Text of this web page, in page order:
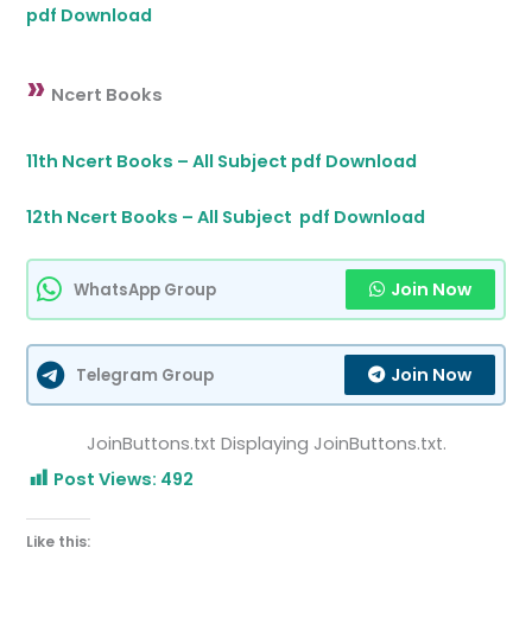
pdf Download
» Ncert Books
11th Ncert Books – All Subject pdf Download
12th Ncert Books – All Subject pdf Download
WhatsApp Group Join Now
Telegram Group Join Now
JoinButtons.txt Displaying JoinButtons.txt.
Post Views: 492
Like this: